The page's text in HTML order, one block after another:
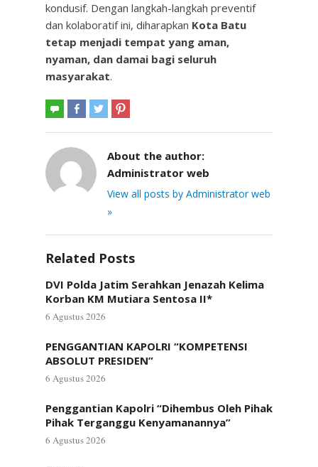
kondusif. Dengan langkah-langkah preventif
dan kolaboratif ini, diharapkan Kota Batu
tetap menjadi tempat yang aman,
nyaman, dan damai bagi seluruh
masyarakat.
About the author:
Administrator web
View all posts by Administrator web
»
Related Posts
DVI Polda Jatim Serahkan Jenazah Kelima
Korban KM Mutiara Sentosa II*
6 Agustus 2026
PENGGANTIAN KAPOLRI “KOMPETENSI
ABSOLUT PRESIDEN”
6 Agustus 2026
Penggantian Kapolri “Dihembus Oleh Pihak
Pihak Terganggu Kenyamanannya”
6 Agustus 2026